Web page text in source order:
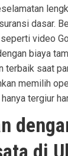
dasar.
video
biaya
terbaik saat
memilih
tergiur
di